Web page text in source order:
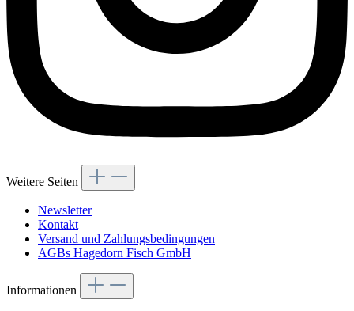
Weitere Seiten
Newsletter
Kontakt
Versand und Zahlungsbedingungen
AGBs Hagedorn Fisch GmbH
Informationen